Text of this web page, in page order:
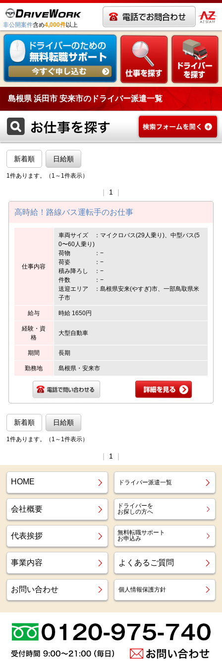
非公開案件含め4,000件以上
島根県 浜田市 安来市のドライバー派遣一覧
新着順 日給順
1件あります。（1～1件表示）
1
高時給！路線バス運転手のお仕事
仕事内容
車両サイズ ：マイクロバス(29人乗り)、中型バス(5
0〜60人乗り)
荷物 ：−
荷姿 ：−
積み降ろし ：−
件数 ：−
送迎エリア ：島根県安来(やすぎ)市、一部鳥取県米
子市
給与 時給 1650円
経験・資
格
大型自動車
期間 長期
勤務地 島根県・安来市
新着順 日給順
1件あります。（1～1件表示）
1
HOME ドライバー派遣一覧
会社概要
ドライバーを
お探しの方へ
代表挨拶
無料転職サポート
お申込み
事業内容 よくあるご質問
お問い合わせ 個人情報保護方針